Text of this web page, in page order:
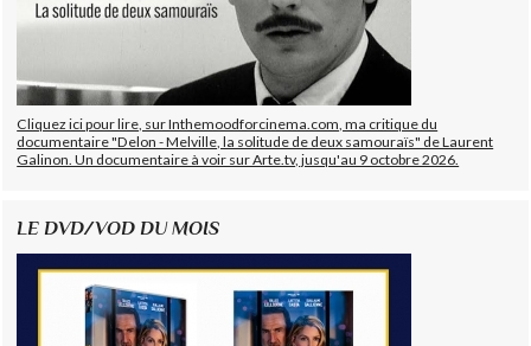
Cliquez ici pour lire, sur Inthemoodforcinema.com, ma critique du
documentaire "Delon - Melville, la solitude de deux samouraïs" de Laurent
Galinon. Un documentaire à voir sur Arte.tv, jusqu'au 9 octobre 2026.
LE DVD/VOD DU MOIS